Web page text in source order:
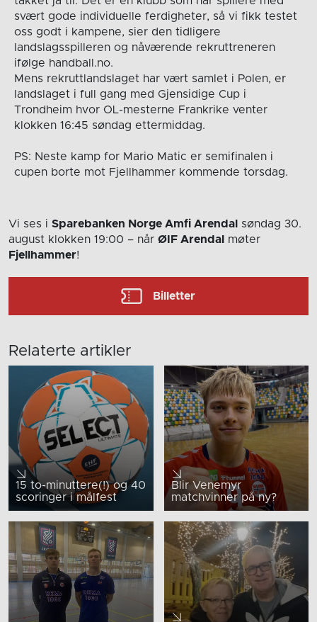
svært gode individuelle ferdigheter, så vi fikk testet
oss godt i kampene, sier den tidligere
landslagsspilleren og nåværende rekruttreneren
ifølge handball.no.
Mens rekruttlandslaget har vært samlet i Polen, er
landslaget i full gang med Gjensidige Cup i
Trondheim hvor OL-mesterne Frankrike venter
klokken 16:45 søndag ettermiddag.
PS: Neste kamp for Mario Matic er semifinalen i
cupen borte mot Fjellhammer kommende torsdag.
Vi ses i Sparebanken Norge Amfi Arendal
søndag 30.
august klokken 19:00 – når ØIF Arendal
møter
Fjellhammer!
Billetter
Relaterte artikler
15 to-minuttere(!) og 40
scoringer i målfest
Blir Venemyr
matchvinner på ny?